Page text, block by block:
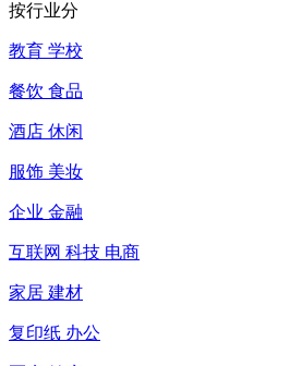
按行业分
教育 学校
餐饮 食品
酒店 休闲
服饰 美妆
企业 金融
互联网 科技 电商
家居 建材
复印纸 办公